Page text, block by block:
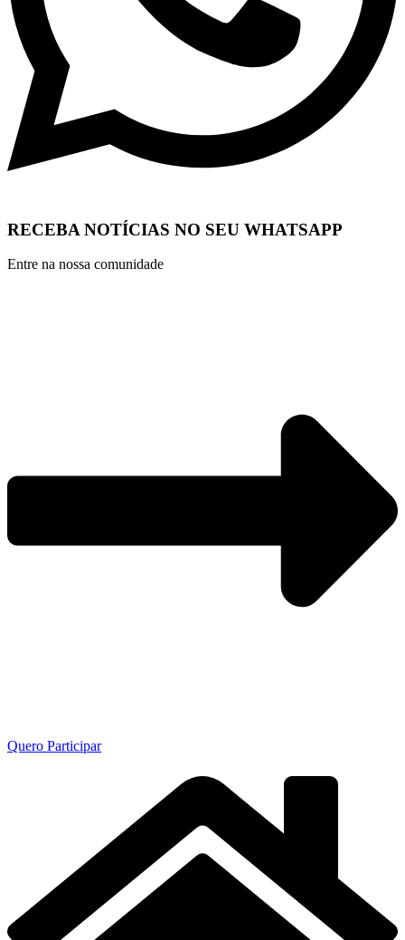
RECEBA NOTÍCIAS NO SEU WHATSAPP
Entre na nossa comunidade
Quero Participar